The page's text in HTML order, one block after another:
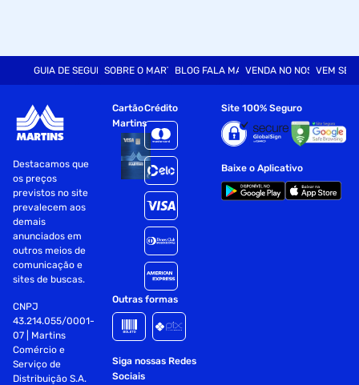
GUIA DE SEGURANÇASOBRE O MARTINSBLOG FALA MARTVENDA NO NOSSO SITE
VEM SER
Destacamos que
os preços
previstos no site
prevalecem aos
demais
anunciados em
outros meios de
comunicação e
sites de buscas.
CNPJ
43.214.055/0001-
07 | Martins
Comércio e
Serviço de
Distribuição S.A.
Cartão
Martins
Crédito
Outras formas
Siga nossas Redes
Sociais
Site 100% Seguro
Baixe o Aplicativo